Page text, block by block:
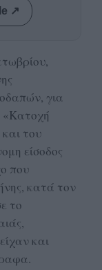
↗
για
του
είσοδος
που
κατά τον
το
και